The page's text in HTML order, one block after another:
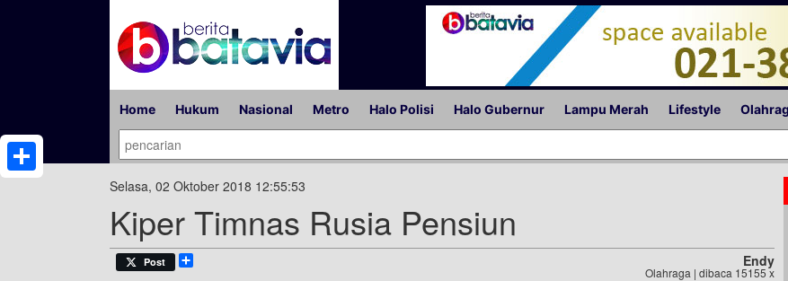
Home Hukum Nasional Metro Halo Polisi Halo Gubernur Lampu Merah Lifestyle
Selasa, 02 Oktober 2018 12:55:53
Kiper Timnas Rusia Pensiun
Post Endy
Olahraga | dibaca 15155 x
Share